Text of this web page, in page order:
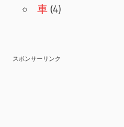
車 (4)
スポンサーリンク